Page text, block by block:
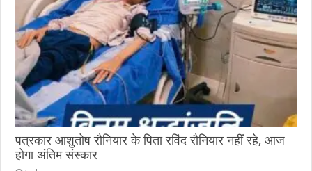
पत्रकार आशुतोष रौनियार के पिता रविंद रौनियार नहीं रहे, आज
होगा अंतिम संस्कार